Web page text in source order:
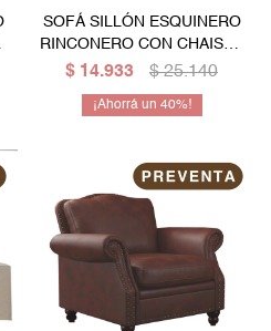
SOFÁ SILLÓN ESQUINERO
RINCONERO CON CHAISE -
Negro
$ 14.933 $ 25.140
40